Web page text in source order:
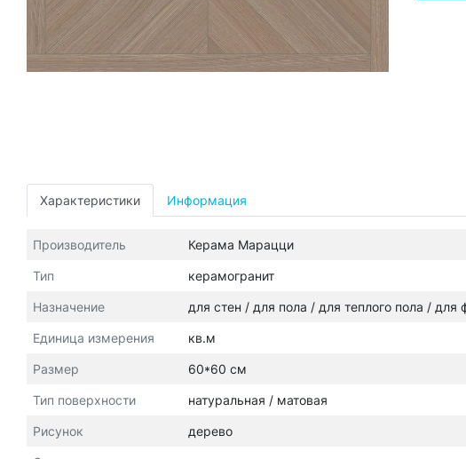
Характеристики Информация
Производитель Керама Марацци
Тип керамогранит
Назначение для стен / для пола / для теплого пола /
Единица измерения кв.м
Размер 60*60 см
Тип поверхности натуральная / матовая
Рисунок дерево